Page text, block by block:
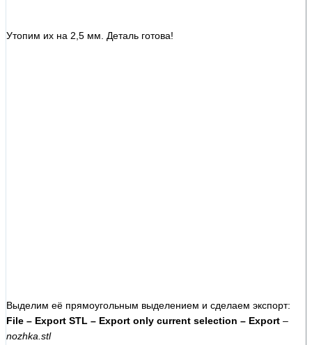
Утопим их на 2,5 мм. Деталь готова!
Выделим её прямоугольным выделением и сделаем экспорт:
File – Export STL – Export only current selection – Export –
nozhka.stl